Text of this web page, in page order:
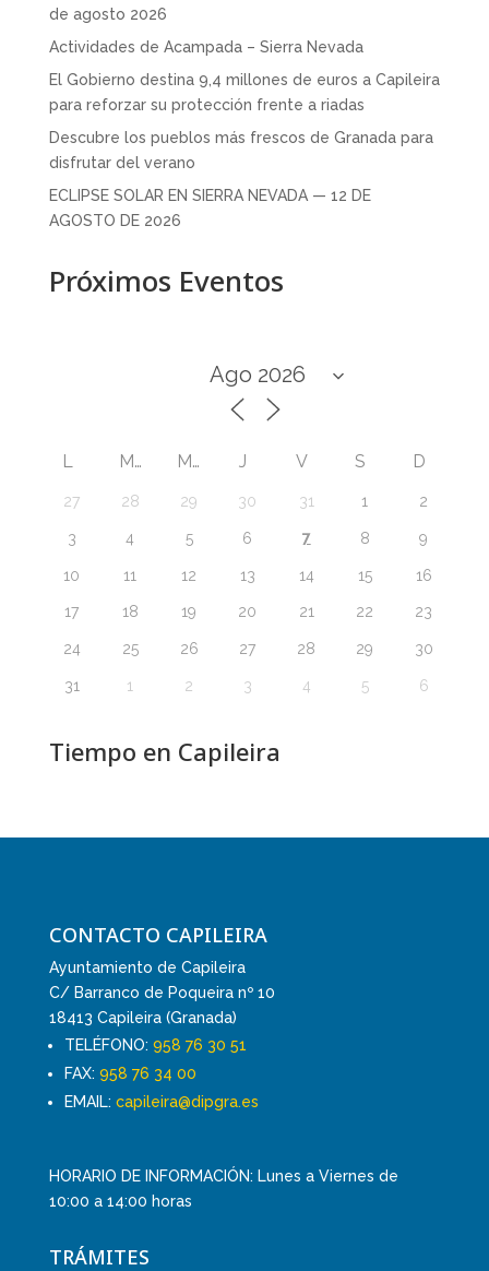
de agosto 2026
Actividades de Acampada – Sierra Nevada
El Gobierno destina 9,4 millones de euros a Capileira
para reforzar su protección frente a riadas
Descubre los pueblos más frescos de Granada para
disfrutar del verano
ECLIPSE SOLAR EN SIERRA NEVADA — 12 DE
AGOSTO DE 2026
Próximos Eventos
L M M J V S D
27 28 29 30 31 1 2
3 4 5 6 7 8 9
10 11 12 13 14 15 16
17 18 19 20 21 22 23
24 25 26 27 28 29 30
31 1 2 3 4 5 6
Tiempo en Capileira
CONTACTO CAPILEIRA
Ayuntamiento de Capileira
C/ Barranco de Poqueira nº 10
18413 Capileira (Granada)
TELÉFONO: 958 76 30 51
FAX: 958 76 34 00
EMAIL: capileira@dipgra.es
HORARIO DE INFORMACIÓN: Lunes a Viernes de
10:00 a 14:00 horas
TRÁMITES